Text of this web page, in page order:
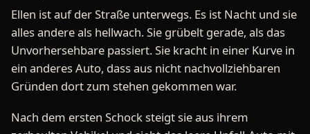
Ellen ist auf der Straße unterwegs. Es ist Nacht und sie
alles andere als hellwach. Sie grübelt gerade, als das
Unvorhersehbare passiert. Sie kracht in einer Kurve in
ein anderes Auto, dass aus nicht nachvollziehbaren
Gründen dort zum stehen gekommen war.
Nach dem ersten Schock steigt sie aus ihrem